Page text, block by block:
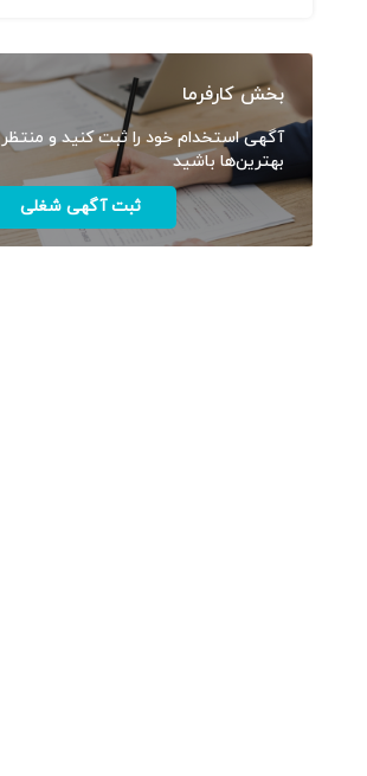
بخش کارفرما
آگهی استخدام خود را ثبت کنید و منتظر
بهترین‌ها باشید
ثبت آگهی شغلی